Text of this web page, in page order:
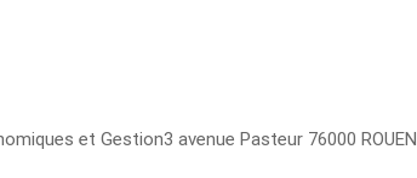
et Gestion3 avenue Pasteur 76000 ROUEN